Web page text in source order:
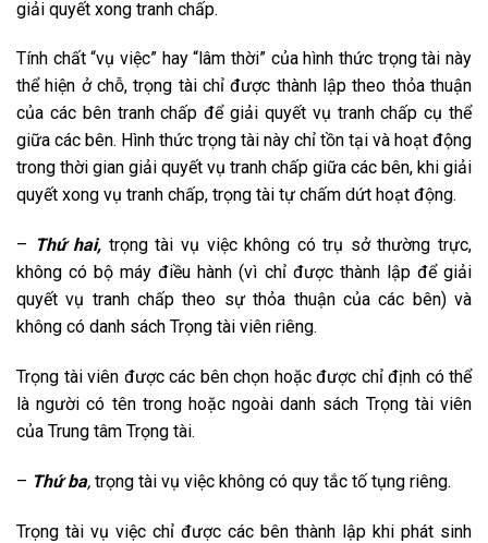
giải quyết xong tranh chấp.
Tính chất “vụ việc” hay “lâm thời” của hình thức trọng tài này
thể hiện ở chỗ, trọng tài chỉ được thành lập theo thỏa thuận
của các bên tranh chấp để giải quyết vụ tranh chấp cụ thể
giữa các bên. Hình thức trọng tài này chỉ tồn tại và hoạt động
trong thời gian giải quyết vụ tranh chấp giữa các bên, khi giải
quyết xong vụ tranh chấp, trọng tài tự chấm dứt hoạt động.
– Thứ hai, trọng tài vụ việc không có trụ sở thường trực,
không có bộ máy điều hành (vì chỉ được thành lập để giải
quyết vụ tranh chấp theo sự thỏa thuận của các bên) và
không có danh sách Trọng tài viên riêng.
Trọng tài viên được các bên chọn hoặc được chỉ định có thể
là người có tên trong hoặc ngoài danh sách Trọng tài viên
của Trung tâm Trọng tài.
– Thứ ba, trọng tài vụ việc không có quy tắc tố tụng riêng.
Trọng tài vụ việc chỉ được các bên thành lập khi phát sinh